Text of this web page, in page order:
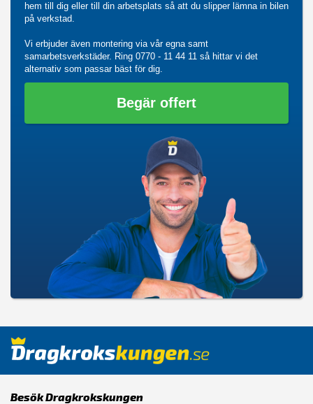
hem till dig eller till din arbetsplats så att du slipper lämna in bilen
på verkstad.
Vi erbjuder även montering via vår egna samt
samarbetsverkstäder. Ring 0770 - 11 44 11 så hittar vi det
alternativ som passar bäst för dig.
Begär offert
Besök Dragkrokskungen